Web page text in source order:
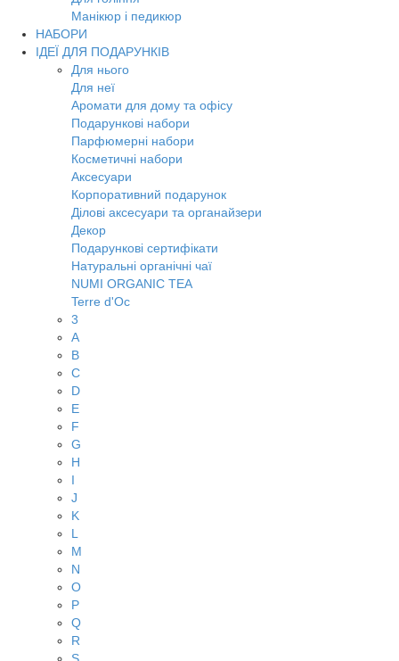
Манікюр і педикюр
НАБОРИ
ІДЕЇ ДЛЯ ПОДАРУНКІВ
Для нього
Для неї
Аромати для дому та офісу
Подарункові набори
Парфюмерні набори
Косметичні набори
Аксесуари
Корпоративний подарунок
Ділові аксесуари та органайзери
Декор
Подарункові сертифікати
Натуральні органічні чаї
NUMI ORGANIC TEA
Terre d'Oc
3
A
B
C
D
E
F
G
H
I
J
K
L
M
N
O
P
Q
R